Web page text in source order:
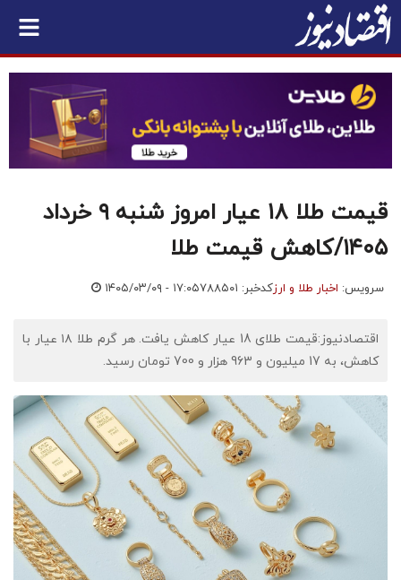
قیمت طلا ۱۸ عیار امروز شنبه ۹ خرداد
۱۴۰۵/کاهش قیمت طلا
سرویس: اخبار طلا و ارزکدخبر: ۷۸۸۵۰۱ ۱۴۰۵/۰۳/۰۹ - ۱۷:۰۵
اقتصادنیوز:قیمت طلای 18 عیار کاهش یافت. هر گرم طلا ۱۸ عیار با
کاهش، به 17 میلیون و 963 هزار و 700 تومان رسید.